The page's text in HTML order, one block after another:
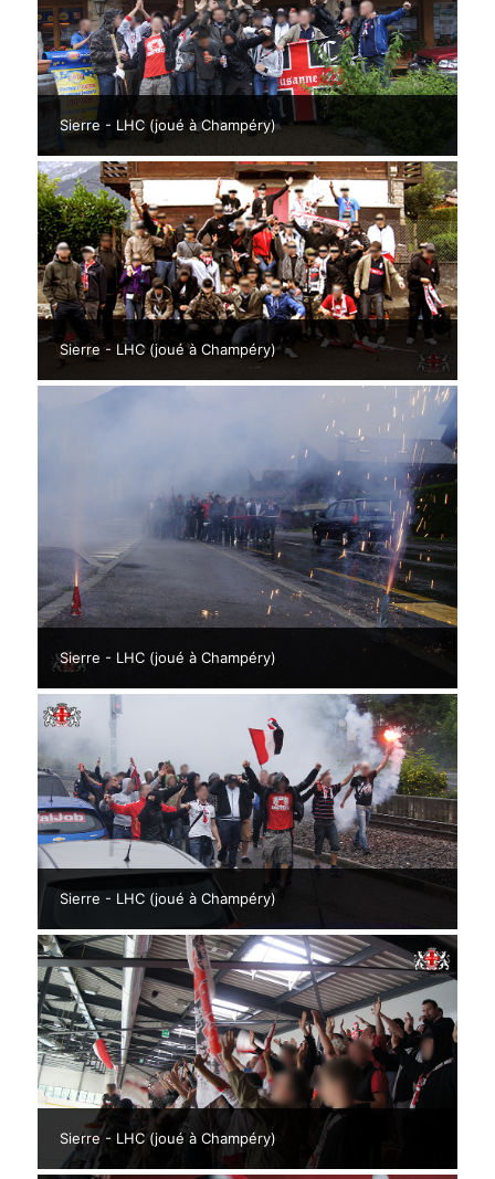
Sierre - LHC (joué à Champéry)
Sierre - LHC (joué à Champéry)
Sierre - LHC (joué à Champéry)
Sierre - LHC (joué à Champéry)
Sierre - LHC (joué à Champéry)